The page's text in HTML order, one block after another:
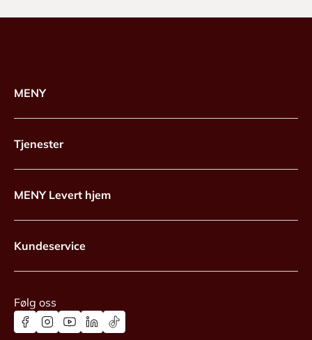
MENY
Tjenester
MENY Levert hjem
Kundeservice
Følg oss